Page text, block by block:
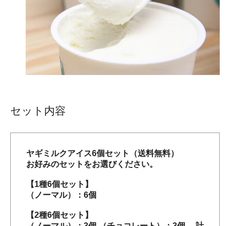
セット内容
ヤギミルクアイス6個セット（送料無料）
お好みのセットをお選びください。
【1種6個セット】
（ノーマル）：6個
【2種6個セット】